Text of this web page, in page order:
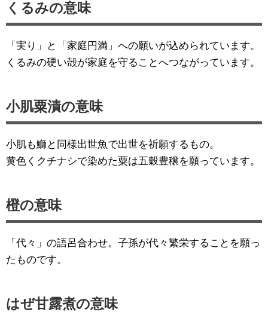
くるみの意味
「実り」と「家庭円満」への願いが込められています。
くるみの硬い殻が家庭を守ることへつながっています。
小肌粟漬の意味
小肌も鰤と同様出世魚で出世を祈願するもの。
黄色くクチナシで染めた粟は五穀豊穣を願っています。
橙の意味
「代々」の語呂合わせ。子孫が代々繁栄することを願っ
たものです。
はぜ甘露煮の意味